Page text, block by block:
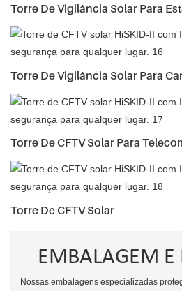
Torre De Vigilância Solar Para
Torre De Vigilância Solar Para
Torre De CFTV Solar Para
Torre De CFTV Solar
EMBALAGEM E
Nossas embalagens especializadas